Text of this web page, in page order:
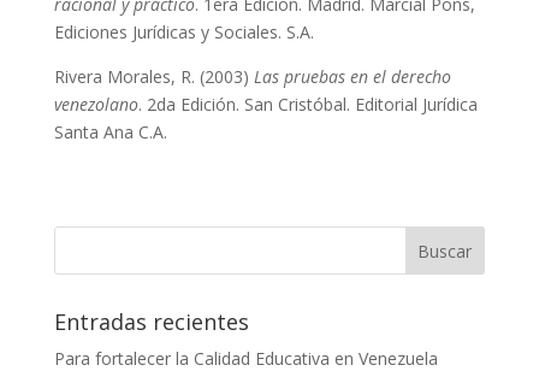
Ediciones Jurídicas y Sociales. S.A.
Rivera Morales, R. (2003) Las pruebas en el derecho
venezolano. 2da Edición. San Cristóbal. Editorial Jurídica
Santa Ana C.A.
Buscar
Entradas recientes
Para fortalecer la Calidad Educativa en Venezuela